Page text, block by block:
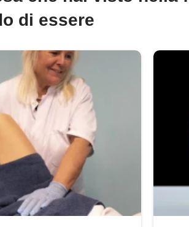
di essere